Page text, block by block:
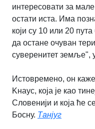
интересовати за
остати иста. Има
коjи су 10 или 20
да остане очуван
суверенитет земље",
Истовремено, он
Kнаус, коjа jе као
Словениjи и коjа ће
Босну. Танјуг